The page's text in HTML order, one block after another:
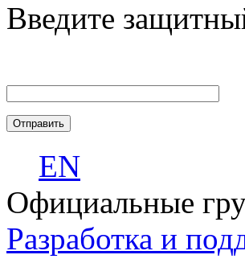
Введите
EN
Официальные
Разработка и